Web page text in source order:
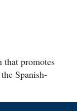
that promotes
Spanish-